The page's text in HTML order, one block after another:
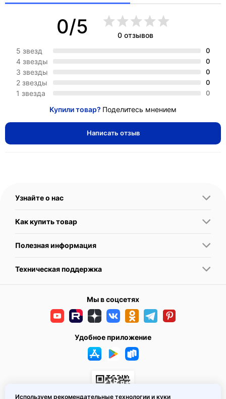
0/5
0 отзывов
5 звезд
0
4 звезды 0
3 звезды 0
2 звезды 0
1 звезда 0
Купили товар? Поделитесь мнением
Написать отзыв
Узнайте о нас
Как купить товар
Полезная информация
Техническая поддержка
Мы в соцсетях
Удобное приложение
Используем рекомендательные технологии и куки